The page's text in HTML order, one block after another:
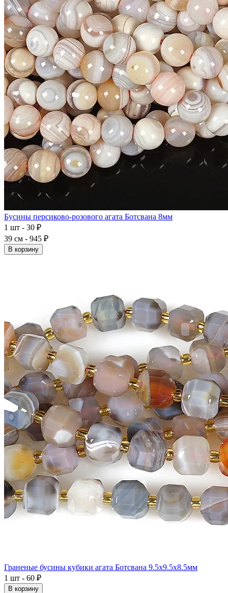
Бусины персиково-розового агата Ботсвана 8мм
1 шт - 30 ₽
39 см - 945 ₽
В корзину
Граненые бусины кубики агата Ботсвана 9.5x9.5x8.5мм
1 шт - 60 ₽
В корзину